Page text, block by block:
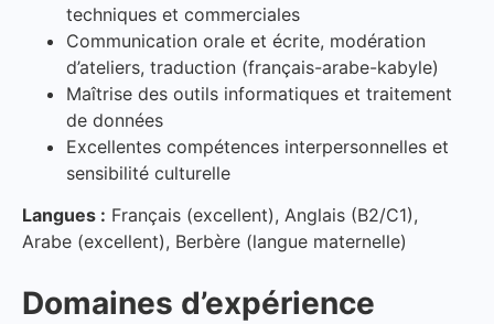
techniques et commerciales
Communication orale et écrite, modération
d’ateliers, traduction (français-arabe-kabyle)
Maîtrise des outils informatiques et traitement
de données
Excellentes compétences interpersonnelles et
sensibilité culturelle
Langues : Français (excellent), Anglais (B2/C1),
Arabe (excellent), Berbère (langue maternelle)
Domaines d’expérience